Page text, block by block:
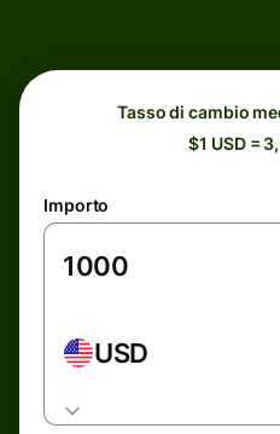
Tasso di cambio
$1 USD =
Importo
USD